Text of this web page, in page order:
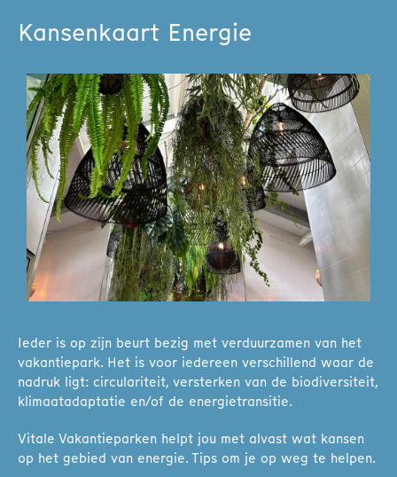
Kansenkaart Energie
Ieder is op zijn beurt bezig met verduurzamen van het
vakantiepark. Het is voor iedereen verschillend waar de
nadruk ligt: circulariteit, versterken van de biodiversiteit,
klimaatadaptatie en/of de energietransitie.
Vitale Vakantieparken helpt jou met alvast wat kansen
op het gebied van energie. Tips om je op weg te helpen.